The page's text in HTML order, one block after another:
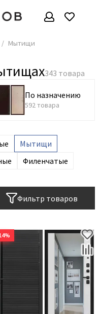
Мытищи
По назначению
592 товара
Мытищи
Филенчатые
Фильтр товаров